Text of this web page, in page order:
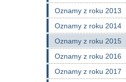
Oznamy z roku 2013
Oznamy z roku 2014
Oznamy z roku 2015
Oznamy z roku 2016
Oznamy z roku 2017